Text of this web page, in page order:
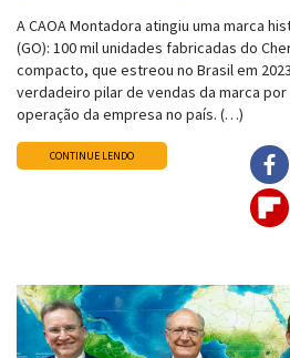
A CAOA Montadora atingiu uma marca
(GO): 100 mil unidades fabricadas do
compacto, que estreou no Brasil em
verdadeiro pilar de vendas da marca
operação da empresa no país. (…)
CONTINUE LENDO